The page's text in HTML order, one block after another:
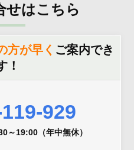
せはこちら
方が早く ご案内でき
！
929
～19:00（年中無休）